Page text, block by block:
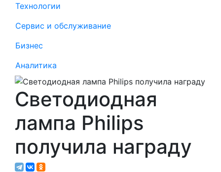
Технологии
Сервис и обслуживание
Бизнес
Аналитика
Светодиодная
лампа Philips
получила награду